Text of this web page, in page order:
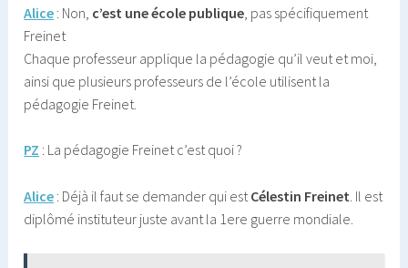
Alice : Non, c’est une école publique , pas spécifiquement
Freinet
Chaque professeur applique la pédagogie qu’il veut et moi,
ainsi que plusieurs professeurs de l’école utilisent la
pédagogie Freinet.
PZ : La pédagogie Freinet c’est quoi ?
Alice : Déjà il faut se demander qui est Célestin Freinet . Il est
diplômé instituteur juste avant la 1ere guerre mondiale.